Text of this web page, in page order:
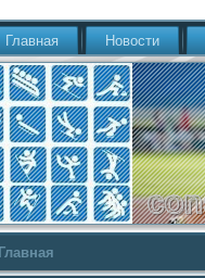
Главная Новости
Главная